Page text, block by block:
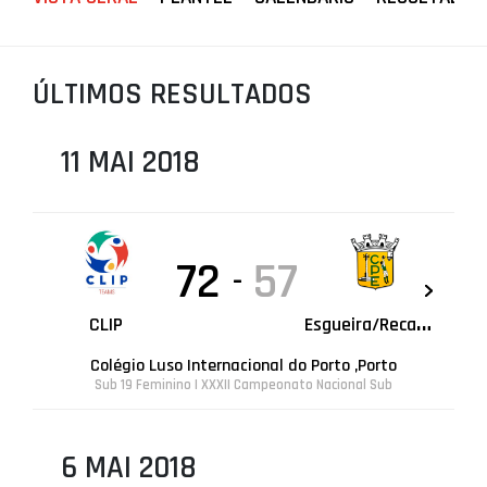
LIGA BETCLIC MASCULINA
LIGA BETCLIC FEMININA
ÚLTIMOS RESULTADOS
11 MAI 2018
CLIP
72 - 57
E
sgueira/Recambicer
Colégio Luso Internacional do Porto ,Porto
Sub 19 Feminino | XXXII Campeonato Nacional Sub
6 MAI 2018